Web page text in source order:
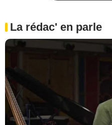
La rédac' en parle